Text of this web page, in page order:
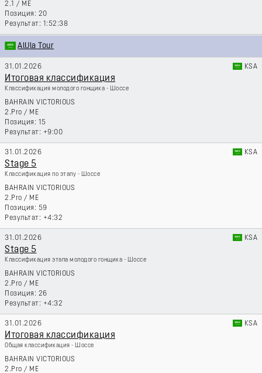
2.1 / ME
20
1:52:38
AlUla Tour
31.01.2026 KSA
Итоговая классификация
Классификация молодого гонщика - Шоссе
BAHRAIN VICTORIOUS
2.Pro / ME
15
+9:00
31.01.2026 KSA
Stage 5
Классификация по этапу - Шоссе
BAHRAIN VICTORIOUS
2.Pro / ME
59
+4:32
31.01.2026 KSA
Stage 5
Классификация этапа молодого гонщика - Шоссе
BAHRAIN VICTORIOUS
2.Pro / ME
26
+4:32
31.01.2026 KSA
Итоговая классификация
Общая классификация - Шоссе
BAHRAIN VICTORIOUS
2.Pro / ME